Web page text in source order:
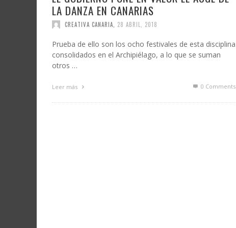
LA DANZA EN CANARIAS
CREATIVA CANARIA 28 ABRIL, 2018
Prueba de ello son los ocho festivales de esta disciplina
consolidados en el Archipiélago, a lo que se suman
otros …
Leer más 0 Comments